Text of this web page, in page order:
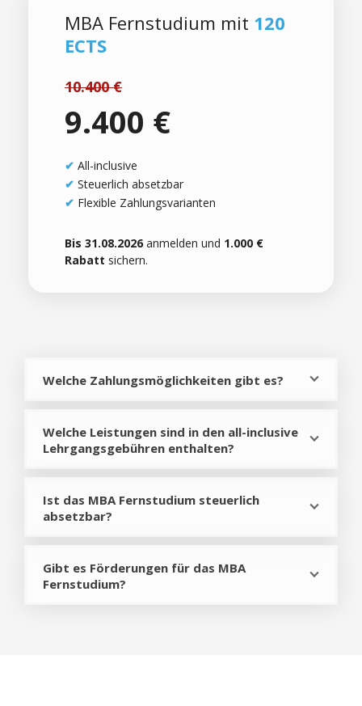
MBA Fernstudium mit 120
ECTS
10.400 €
9.400 €
✔ All-inclusive
✔ Steuerlich absetzbar
✔ Flexible Zahlungsvarianten
Bis 31.08.2026 anmelden und 1.000 €
Rabatt sichern.
Welche Zahlungsmöglichkeiten gibt es?
Welche Leistungen sind in den all-inclusive
Lehrgangsgebühren enthalten?
Ist das MBA Fernstudium steuerlich
absetzbar?
Gibt es Förderungen für das MBA
Fernstudium?